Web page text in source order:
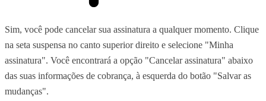
Sim, você pode cancelar sua assinatura a qualquer momento. Clique
na seta suspensa no canto superior direito e selecione "Minha
assinatura". Você encontrará a opção "Cancelar assinatura" abaixo
das suas informações de cobrança, à esquerda do botão "Salvar as
mudanças".